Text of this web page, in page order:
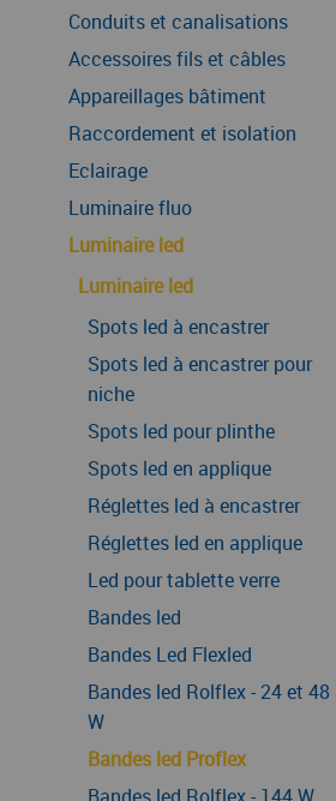
Conduits et canalisations
Accessoires fils et câbles
Appareillages bâtiment
Raccordement et isolation
Eclairage
Luminaire fluo
Luminaire led
Luminaire led
Spots led à encastrer
Spots led à encastrer pour
niche
Spots led pour plinthe
Spots led en applique
Réglettes led à encastrer
Réglettes led en applique
Led pour tablette verre
Bandes led
Bandes Led Flexled
Bandes led Rolflex - 24 et 48
W
Bandes led Proflex